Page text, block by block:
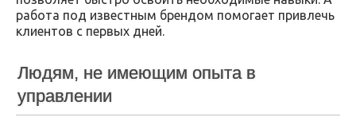
работа под известным брендом помогает привлечь
клиентов с первых дней.
Людям, не имеющим опыта в
управлении